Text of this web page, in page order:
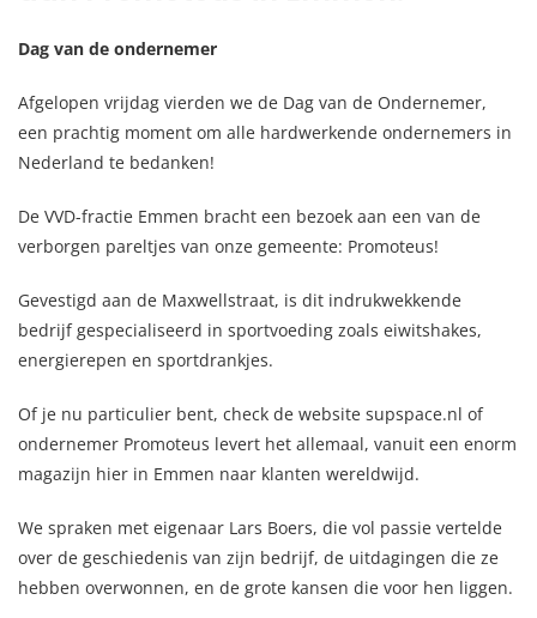
Dag van de ondernemer
Afgelopen vrijdag vierden we de Dag van de Ondernemer,
een prachtig moment om alle hardwerkende ondernemers in
Nederland te bedanken!
De VVD-fractie Emmen bracht een bezoek aan een van de
verborgen pareltjes van onze gemeente: Promoteus!
Gevestigd aan de Maxwellstraat, is dit indrukwekkende
bedrijf gespecialiseerd in sportvoeding zoals eiwitshakes,
energierepen en sportdrankjes.
Of je nu particulier bent, check de website supspace.nl of
ondernemer Promoteus levert het allemaal, vanuit een enorm
magazijn hier in Emmen naar klanten wereldwijd.
We spraken met eigenaar Lars Boers, die vol passie vertelde
over de geschiedenis van zijn bedrijf, de uitdagingen die ze
hebben overwonnen, en de grote kansen die voor hen liggen.